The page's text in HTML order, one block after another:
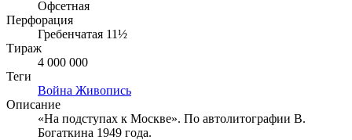
Офсетная
Перфорация
Гребенчатая 11½
Тираж
4 000 000
Теги
Война Живопись
Описание
«На подступах к Москве». По автолитографии В.
Богаткина 1949 года.